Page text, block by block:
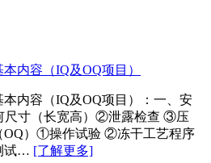
内容（IQ及OQ项目）
内容（IQ及OQ项目）：一、安
尺寸（长宽高）②泄露检查 ③压
OQ）①操作试验 ②冻干工艺程序
试… [了解更多]